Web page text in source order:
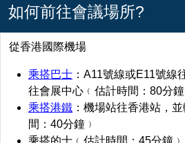
如何前往會議場所?
從香港國際機場
乘搭巴士 ：A11號線或E11號線
往會展中心﹙估計時間：80分鐘
乘搭港鐵 ：機場站往香港站，
間：40分鐘﹚
乘搭的士﹙估計時間：45分鐘﹚